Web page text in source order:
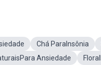
Chá ParaInsônia
Ansiedade